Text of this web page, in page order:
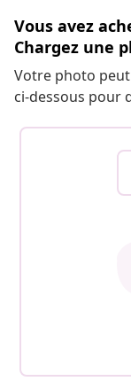
Vous avez
Chargez une
Votre photo
ci-dessous pour